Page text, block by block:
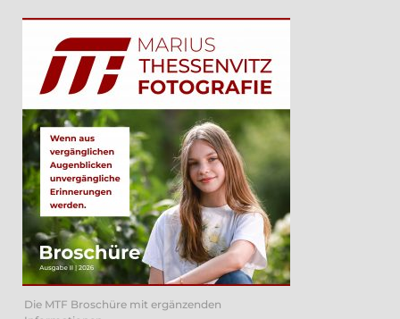
Die MTF Broschüre mit ergänzenden